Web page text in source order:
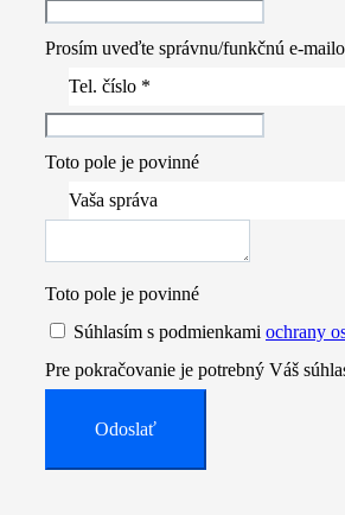
Prosím uveďte správnu/funkčnú e-
Tel. číslo *
Toto pole je povinné
Vaša správa
Toto pole je povinné
Súhlasím s podmienkami ochrany
Pre pokračovanie je potrebný Váš
Odoslať